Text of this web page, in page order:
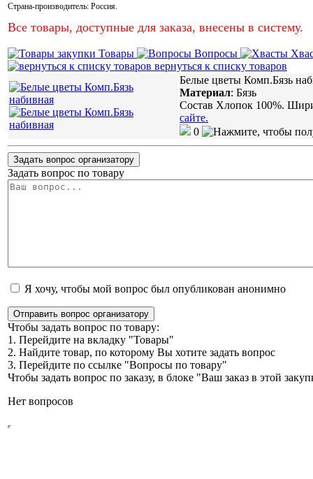
Страна-производитель: Россия.
Все товары, доступные для заказа, внесены в систему.
Товары Вопросы
вернуться к списку товаров
Белые цветы Комп.Бязь
Материал: Бязь
Состав Хлопок 100%.
сайте.
0
Задать вопрос организатору
Задать вопрос по товару
Я хочу, чтобы мой вопрос был опубликован анонимно
Отправить вопрос организатору
Чтобы задать вопрос по товару:
1. Перейдите на вкладку "Товары"
2. Найдите товар, по которому Вы хотите задать вопрос
3. Перейдите по ссылке "Вопросы по товару"
Чтобы задать вопрос по заказу, в блоке "Ваш заказ в этой
Нет вопросов